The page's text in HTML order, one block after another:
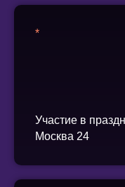
*
Участие в
Москва 24